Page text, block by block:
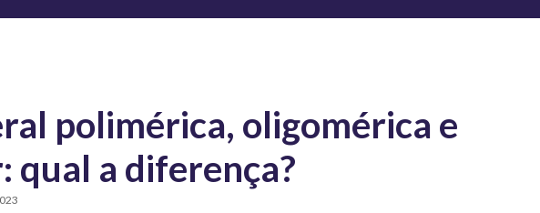
polimérica, oligomérica e
qual a diferença?